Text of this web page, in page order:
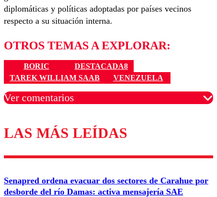
diplomáticas y políticas adoptadas por países vecinos
respecto a su situación interna.
OTROS TEMAS A EXPLORAR:
BORIC
DESTACADA8
TAREK WILLIAM SAAB
VENEZUELA
Ver comentarios
Los comentarios son moderados para garantizar un
diálogo respetuoso.
Correo
LAS MÁS LEÍDAS
Senapred ordena evacuar dos sectores de Carahue por
desborde del río Damas: activa mensajería SAE